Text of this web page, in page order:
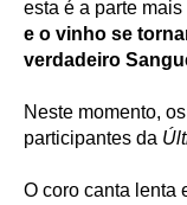
esta é a parte
e o vinho se
verdadeiro
Neste momento,
participantes da
O coro canta lenta